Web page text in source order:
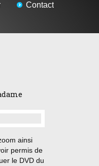
Contact
ainsi
permis de
le DVD du